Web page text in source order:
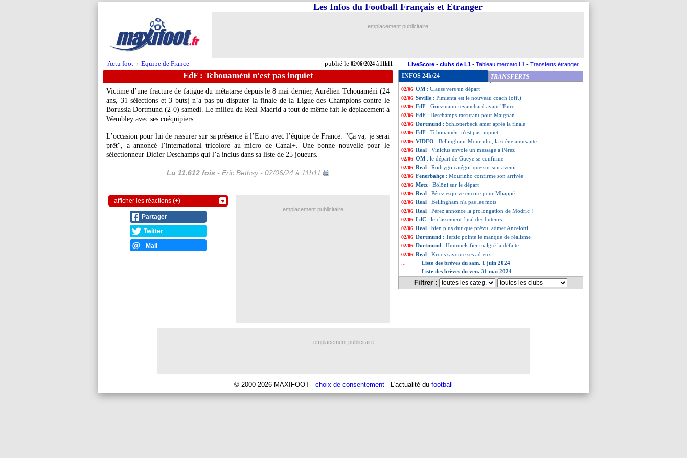
Actu foot > Equipe de France publié le 02/06/2024 à 11h11
Les Infos du Football Français et Etranger
emplacement publicitaire
LiveScore - clubs de L1 - Tableau mercato L1 - Transferts étranger
EdF : Tchouaméni n'est pas inquiet
Victime d’une fracture de fatigue du métatarse depuis le 8 mai dernier, Aurélien Tchouaméni (24
ans, 31 sélections et 3 buts) n’a pas pu disputer la finale de la Ligue des Champions contre le
Borussia Dortmund (2-0) samedi. Le milieu du Real Madrid a tout de même fait le déplacement à
Wembley avec ses coéquipiers.
L’occasion pour lui de rassurer sur sa présence à l’Euro avec l’équipe de France. "Ça va, je serai
prêt", a annoncé l’international tricolore au micro de Canal+. Une bonne nouvelle pour le
sélectionneur Didier Deschamps qui l’a inclus dans sa liste de 25 joueurs.
Lu 11.612 fois - Eric Bethsy - 02/06/24 à 11h11
afficher les réactions (+)
Partager
Twitter
Mail
INFOS 24h/24 TRANSFERTS
02/06 Real: Mbappé, le constat de Thierry Henry
02/06 Rennes : Ghisolfi cible Kalimuendo pour la Roma
02/06 PSG
02/06 Real: Güler veut jouer un rôle majeur
02/06 Bayern: Kimmich attend un signe du club
: Leão, la maladresse du président
02/06 OM : Clauss vers un départ
02/06 Séville : Pimienta est le nouveau coach (off.)
02/06 EdF : Griezmann revanchard avant l'Euro
02/06 EdF : Deschamps rassurant pour Maignan
02/06 Dortmund : Schlotterbeck amer après la finale
02/06 EdF : Tchouaméni n'est pas inquiet
02/06 VIDEO : Bellingham-Mourinho, la scène amusante
02/06 Real : Vinicius envoie un message à Pérez
02/06 OM : le départ de Gueye se confirme
02/06 Real : Rodrygo catégorique sur son avenir
02/06 Fenerbahçe : Mourinho confirme son arrivée
02/06 Metz : Bölöni sur le départ
02/06 Real : Pérez esquive encore pour Mbappé
02/06 Real : Bellingham n'a pas les mots
02/06 Real : Pérez annonce la prolongation de Modric !
02/06 LdC : le classement final des buteurs
02/06 Real : bien plus dur que prévu, admet Ancelotti
02/06 Dortmund : Terzic pointe le manque de réalisme
02/06 Dortmund : Hummels fier malgré la défaite
02/06 Real : Kroos savoure ses adieux
Liste des brèves du sam. 1 juin 2024
Liste des brèves du ven. 31 mai 2024
Filtrer :
emplacement publicitaire
emplacement publicitaire
- © 2000-2026 MAXIFOOT - choix de consentement - L'actualité du football -